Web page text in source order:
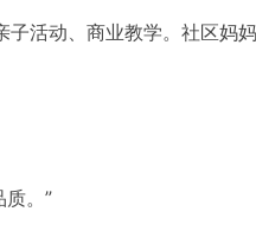
活动、商业教学。社区妈
。”